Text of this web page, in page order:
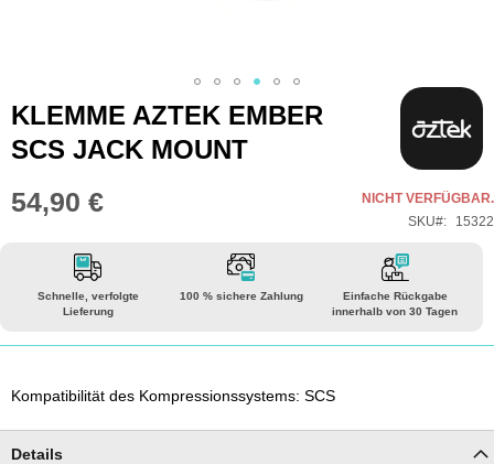
Zum
Anfang
der
Bildgalerie
springen
KLEMME AZTEK EMBER
SCS JACK MOUNT
54,90 €
NICHT VERFÜGBAR.
SKU
15322
Schnelle, verfolgte
Lieferung
100 % sichere Zahlung
Einfache Rückgabe
innerhalb von 30 Tagen
Kompatibilität des Kompressionssystems: SCS
Details